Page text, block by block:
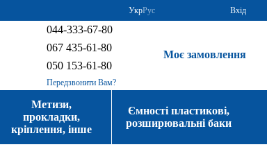
УкрРус Вхід
044-333-67-80
067 435-61-80
050 153-61-80
Передзвонити Вам?
Моє замовлення
Метизи,
прокладки,
кріплення, інше
Ємності пластикові,
розширювальні баки